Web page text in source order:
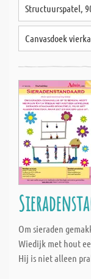
Structuurspatel,
Canvasdoek
Om sieraden
Wiedijk met hout
Hij is niet alleen